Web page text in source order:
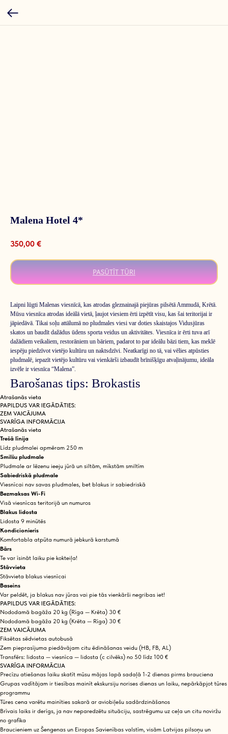
Malena Hotel 4*
350,00 €
PASŪTĪT TŪRI
Laipni lūgti Malenas viesnīcā, kas atrodas gleznainajā piejūras pilsētā Ammudā, Krētā.
Mūsu viesnīca atrodas ideālā vietā, ļaujot viesiem ērti izpētīt visu, kas šai teritorijai ir
jāpiedāvā. Tikai soļu attālumā no pludmales viesi var doties skaistajos Vidusjūras
skatos un baudīt dažādus ūdens sporta veidus un aktivitātes. Viesnīca ir ērti tuva arī
dažādiem veikaliem, restorāniem un bāriem, padarot to par ideālu bāzi tiem, kas meklē
iespēju piedzīvot vietējo kultūru un naktsdzīvi. Neatkarīgi no tā, vai vēlies atpūsties
pludmalē, iepazīt vietējo kultūru vai vienkārši izbaudīt brīnišķīgu atvaļinājumu, ideāla
izvēle ir viesnīca “Malena”.
Barošanas tips: Brokastis
Atrašanās vieta
PAPILDUS VAR IEGĀDĀTIES:
ZEM VAICĀJUMA
SVARĪGA INFORMĀCIJA
Atrašanās vieta
Trešā līnija
Līdz pludmalei apmēram 250 m
Smilšu pludmale
Pludmale ar lēzenu ieeju jūrā un siltām, mīkstām smiltīm
Sabiedriskā pludmale
Viesnīcai nav savas pludmales, bet blakus ir sabiedriskā
Bezmaksas Wi-Fi
Visā viesnīcas teritorijā un numuros
Blakus lidosta
Lidosta 9 minūtēs
Kondicionieris
Komfortabla atpūta numurā jebkurā karstumā
Bārs
Te var īsināt laiku pie kokteiļa!
Stāvvieta
Stāvvieta blakus viesnīcai
Baseins
Var peldēt, ja blakus nav jūras vai pie tās vienkārši negribas iet!
PAPILDUS VAR IEGĀDĀTIES:
Nododamā bagāža 20 kg (Rīga — Krēta) 30 €
Nododamā bagāža 20 kg (Krēta — Rīga) 30 €
ZEM VAICĀJUMA
Fiksētas sēdvietas autobusā
Zem pieprasījuma piedāvājam citu ēdināšanas veidu (HB, FB, AL)
Transfērs: lidosta — viesnīca — lidosta (c cilvēks) no 50 līdz 100 €
SVARĪGA INFORMĀCIJA
Precīzu atiešanas laiku skatīt mūsu mājas lapā sadaļā 1-2 dienas pirms brauciena
Grupas vadītājam ir tiesības mainīt ekskursiju norises dienas un laiku, nepārkāpjot tūres
programmu
Tūres cena varētu mainīties sakarā ar aviobiļešu sadārdzināšanos
Brīvais laiks ir derīgs, ja nav neparedzētu situāciju, sastrēgumu uz ceļa un citu noviržu
no grafika
Braucieniem uz Šengenas un Eiropas Savienības valstīm, visām Latvijas pilsoņu un